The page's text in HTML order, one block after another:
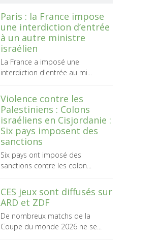
Paris : la France impose
une interdiction d’entrée
à un autre ministre
israélien
La France a imposé une
interdiction d'entrée au mi...
Violence contre les
Palestiniens : Colons
israéliens en Cisjordanie :
Six pays imposent des
sanctions
Six pays ont imposé des
sanctions contre les colon...
CES jeux sont diffusés sur
ARD et ZDF
De nombreux matchs de la
Coupe du monde 2026 ne se...